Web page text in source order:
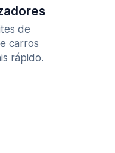
de
carros
rápido.